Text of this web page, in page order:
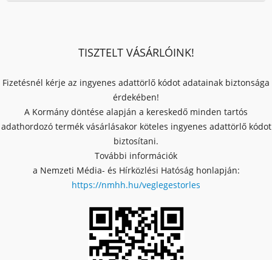
TISZTELT VÁSÁRLÓINK!
Fizetésnél kérje az ingyenes adattörlő kódot adatainak biztonsága
érdekében!
A Kormány döntése alapján a kereskedő minden tartós
adathordozó termék vásárlásakor köteles ingyenes adattörlő kódot
biztosítani.
További információk
a Nemzeti Média- és Hírközlési Hatóság honlapján:
https://nmhh.hu/veglegestorles